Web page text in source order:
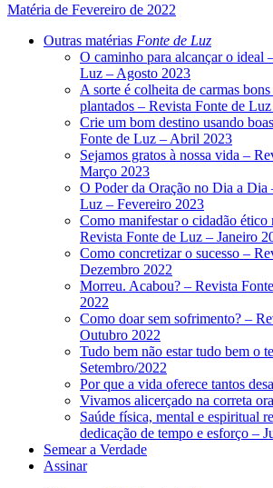
Matéria de Fevereiro de 2022
Outras matérias Fonte de Luz
O caminho para alcançar o ideal
Luz – Agosto 2023
A sorte é colheita de carmas
plantados – Revista Fonte de
Crie um bom destino usando
Fonte de Luz – Abril 2023
Sejamos gratos à nossa vida –
Março 2023
O Poder da Oração no Dia a Dia
Luz – Fevereiro 2023
Como manifestar o cidadão ético
Revista Fonte de Luz – Janeiro
Como concretizar o sucesso –
Dezembro 2022
Morreu. Acabou? – Revista
2022
Como doar sem sofrimento? –
Outubro 2022
Tudo bem não estar tudo bem o
Setembro/2022
Por que a vida oferece tantos
Vivamos alicerçado na correta
Saúde física, mental e espiritual
dedicação de tempo e esforço –
Semear a Verdade
Assinar